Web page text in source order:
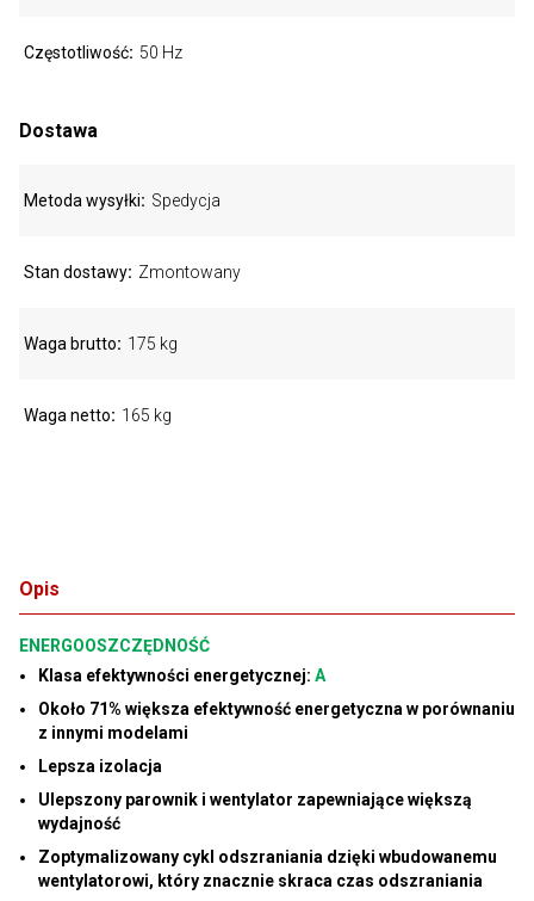
Opis
ENERGOOSZCZĘDNOŚĆ
Klasa efektywności energetycznej: A
Około 71% większa efektywność energetyczna w porównaniu
z innymi modelami
Lepsza izolacja
Ulepszony parownik i wentylator zapewniające większą
wydajność
Zoptymalizowany cykl odszraniania dzięki wbudowanemu
wentylatorowi, który znacznie skraca czas odszraniania
Częstotliwość 50 Hz
Dostawa
Metoda wysyłki Spedycja
Stan dostawy Zmontowany
Waga brutto 175 kg
Waga netto 165 kg